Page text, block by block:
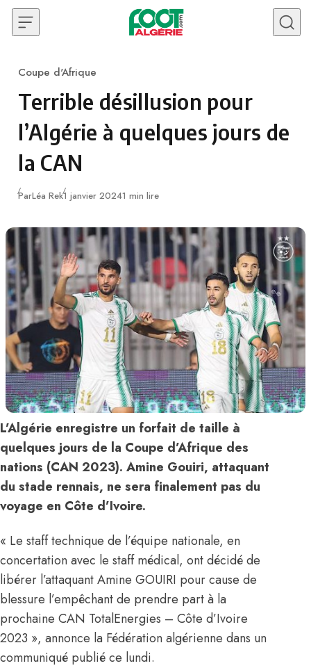
Skip to content
Category
Coupe d'Afrique
Terrible désillusion pour
l’Algérie à quelques jours de
la CAN
ParLéa RekPublié
1 janvier 20241 min lire
L’Algérie enregistre un forfait de taille à
quelques jours de la Coupe d’Afrique des
nations (CAN 2023). Amine Gouiri, attaquant
du stade rennais, ne sera finalement pas du
voyage en Côte d’Ivoire.
« Le staff technique de l’équipe nationale, en
concertation avec le staff médical, ont décidé de
libérer l’attaquant Amine GOUIRI pour cause de
blessure l’empêchant de prendre part à la
prochaine CAN TotalEnergies – Côte d’Ivoire
2023 », annonce la Fédération algérienne dans un
communiqué publié ce lundi.